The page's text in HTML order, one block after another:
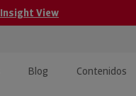
Insight View
Blog Contenidos